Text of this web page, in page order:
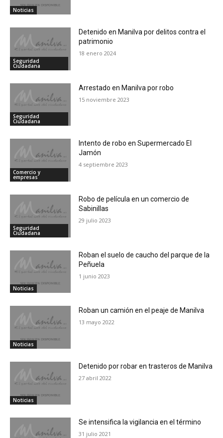
Noticias
Seguridad
Ciudadana
Detenido en Manilva por delitos contra el
patrimonio
18 enero 2024
Seguridad
Ciudadana
Arrestado en Manilva por robo
15 noviembre 2023
Comercio y
empresas
Intento de robo en Supermercado El
Jamón
4 septiembre 2023
Seguridad
Ciudadana
Robo de película en un comercio de
Sabinillas
29 julio 2023
Noticias
Roban el suelo de caucho del parque de la
Peñuela
1 junio 2023
Noticias
Roban un camión en el peaje de Manilva
13 mayo 2022
Noticias
Detenido por robar en trasteros de Manilva
27 abril 2022
Se intensifica la vigilancia en el término
31 julio 2021